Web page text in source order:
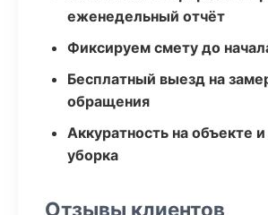
еженедельный отчёт
Фиксируем смету до
Бесплатный выезд на
обращения
Аккуратность на объекте
уборка
Отзывы клиентов